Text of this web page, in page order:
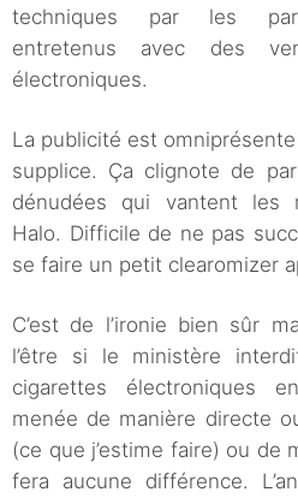
techniques par les
entretenus avec des
électroniques.
La publicité est
supplice. Ça clignote de
dénudées qui vantent les
Halo. Difficile de ne pas
se faire un petit clearomizer
C’est de l’ironie bien sûr
l’être si le ministère
cigarettes électroniques
menée de manière directe
(ce que j’estime faire) ou de
fera aucune différence.